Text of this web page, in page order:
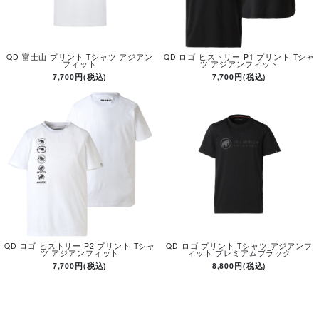
QD 富士山 プリント Tシャツ アジアン
フィット
7,700円(税込)
QD ロゴ ヒストリー P1 プリント Tシャ
ツ アジアンフィット
7,700円(税込)
QD ロゴ ヒストリー P2 プリント Tシャ
ツ アジアンフィット
7,700円(税込)
QD ロゴ プリント Tシャツ アジアンフ
ィット プレミアムブラック
8,800円(税込)